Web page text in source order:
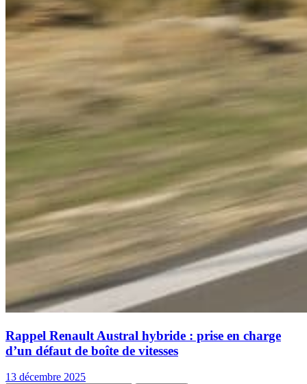
Rappel Renault Austral hybride : prise en charge
d’un défaut de boîte de vitesses
13 décembre 2025